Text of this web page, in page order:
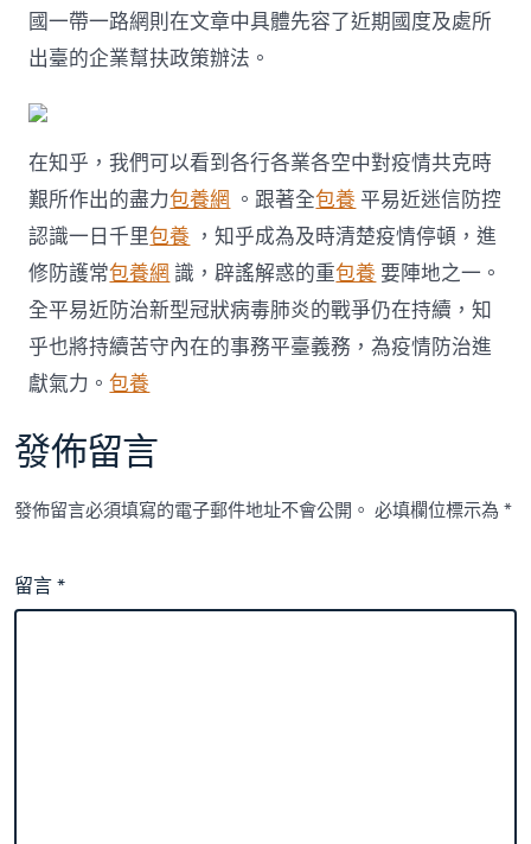
國一帶一路網則在文章中具體先容了近期國度及處所
出臺的企業幫扶政策辦法。
在知乎，我們可以看到各行各業各空中對疫情共克時
艱所作出的盡力包養網 。跟著全包養 平易近迷信防控
認識一日千里包養 ，知乎成為及時清楚疫情停頓，進
修防護常包養網 識，辟謠解惑的重包養 要陣地之一。
全平易近防治新型冠狀病毒肺炎的戰爭仍在持續，知
乎也將持續苦守內在的事務平臺義務，為疫情防治進
獻氣力。包養
發佈留言
發佈留言必須填寫的電子郵件地址不會公開。 必填欄位標示為*
留言*